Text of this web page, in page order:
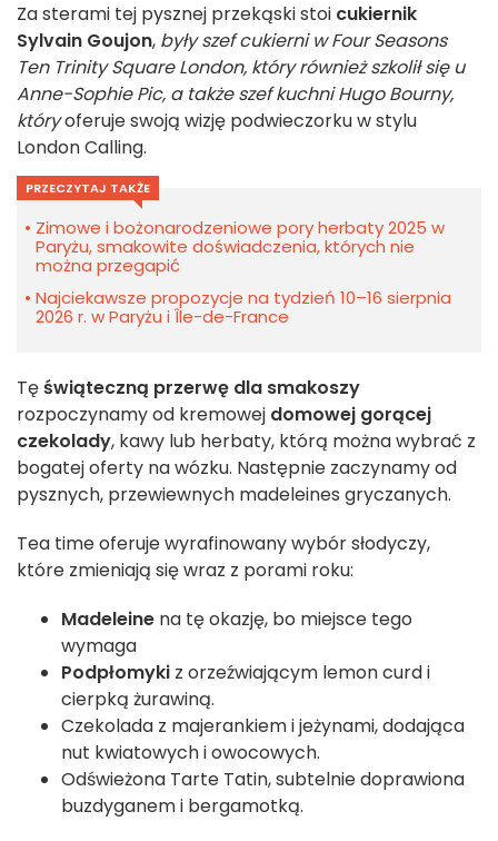
Za sterami tej pysznej przekąski stoi cukiernik
Sylvain Goujon, były szef cukierni w Four Seasons
Ten Trinity Square London, który również szkolił się u
Anne-Sophie Pic, a także szef kuchni Hugo Bourny,
któryoferuje swoją wizję podwieczorku w stylu
London Calling.
PRZECZYTAJ TAKŻE
Zimowe i bożonarodzeniowe pory herbaty 2025 w
Paryżu, smakowite doświadczenia, których nie
można przegapić
Najciekawsze propozycje na tydzień 10–16 sierpnia
2026 r. w Paryżu i Île-de-France
Tęświąteczną przerwę dla smakoszy
rozpoczynamy od kremowej domowej gorącej
czekolady, kawy lub herbaty, którą można wybrać z
bogatej oferty na wózku. Następnie zaczynamy od
pysznych, przewiewnych madeleines gryczanych.
Tea time oferuje wyrafinowany wybór słodyczy,
które zmieniają się wraz z porami roku:
Madeleine na tę okazję, bo miejsce tego
wymaga
Podpłomyki z orzeźwiającym lemon curd i
cierpką żurawiną.
Czekolada z majerankiem i jeżynami, dodająca
nut kwiatowych i owocowych.
Odświeżona Tarte Tatin, subtelnie doprawiona
buzdyganem i bergamotką.